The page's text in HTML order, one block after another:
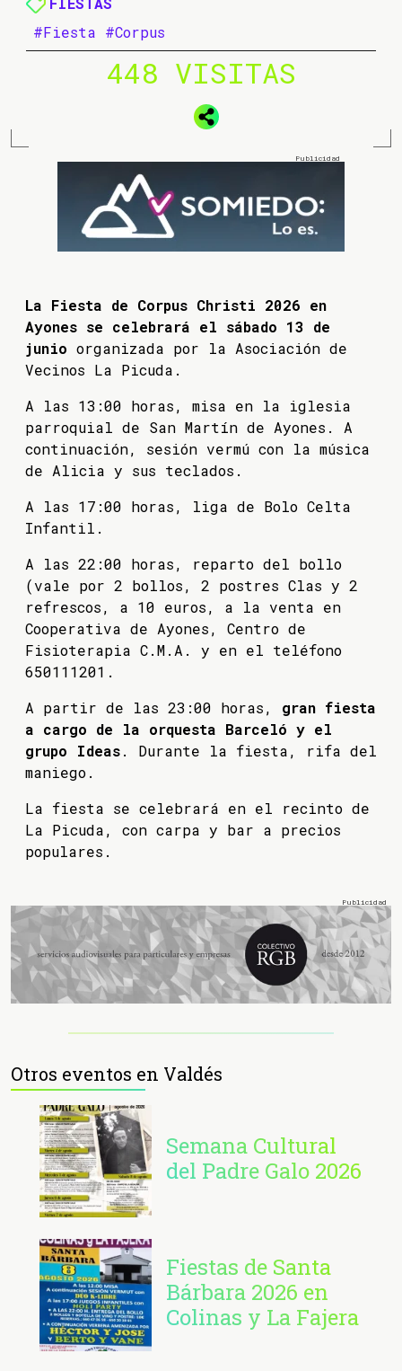
#Fiesta #Corpus
448 VISITAS
La Fiesta de Corpus Christi 2026 en
Ayones se celebrará el sábado 13 de
junio organizada por la Asociación de
Vecinos La Picuda.
A las 13:00 horas, misa en la iglesia
parroquial de San Martín de Ayones. A
continuación, sesión vermú con la música
de Alicia y sus teclados.
A las 17:00 horas, liga de Bolo Celta
Infantil.
A las 22:00 horas, reparto del bollo
(vale por 2 bollos, 2 postres Clas y 2
refrescos, a 10 euros, a la venta en
Cooperativa de Ayones, Centro de
Fisioterapia C.M.A. y en el teléfono
650111201.
A partir de las 23:00 horas, gran fiesta
a cargo de la orquesta Barceló y el
grupo Ideas. Durante la fiesta, rifa del
maniego.
La fiesta se celebrará en el recinto de
La Picuda, con carpa y bar a precios
populares.
Otros eventos en Valdés
Semana Cultural
del Padre Galo 2026
Fiestas de Santa
Bárbara 2026 en
Colinas y La Fajera